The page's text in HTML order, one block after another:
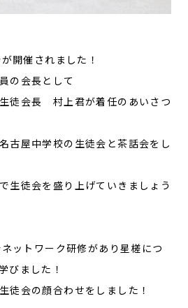
開催されました！
の会長として
徒会長 村上君が着任のあいさつ
古屋中学校の生徒会と茶話会をし
生徒会を盛り上げていきましょう
ットワーク研修があり星槎につ
びました！
徒会の顔合わせをしました！